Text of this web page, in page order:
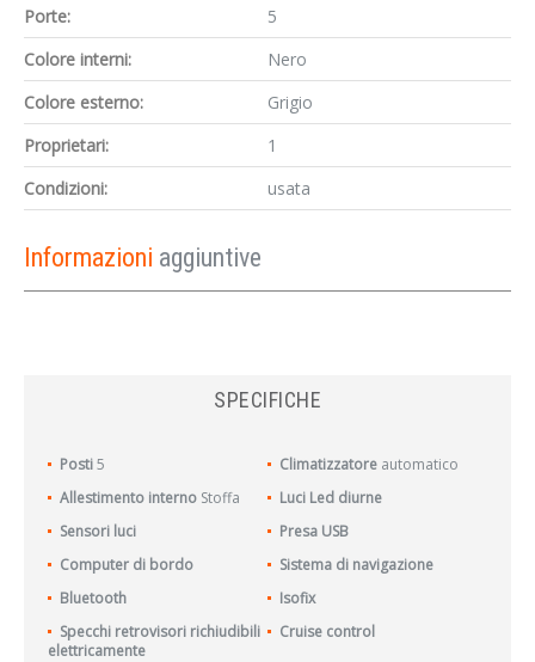
Porte:
5
Colore interni:
Nero
Colore esterno:
Grigio
Proprietari:
1
Condizioni:
usata
Informazioni aggiuntive
SPECIFICHE
Posti 5 Climatizzatore automatico
Allestimento interno Stoffa
Luci Led diurne
Sensori luci
Presa USB
Computer di bordo
Sistema di navigazione
Bluetooth
Isofix
Specchi retrovisori richiudibili
elettricamente
Cruise control